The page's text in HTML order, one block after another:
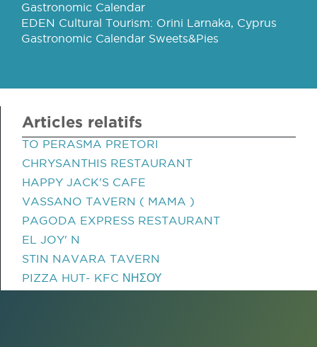
Gastronomic Calendar
EDEN Cultural Tourism: Orini Larnaka, Cyprus
Gastronomic Calendar Sweets&Pies
Articles relatifs
TO PERASMA PRETORI
CHRYSANTHIS RESTAURANT
HAPPY JACK'S CAFE
VASSANO TAVERN ( MAMA )
PAGODA EXPRESS RESTAURANT
EL JOY' N
STIN NAVARA TAVERN
PIZZA HUT- KFC ΝΗΣΟΥ